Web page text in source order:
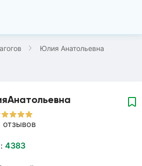
Юлия Анатольевна
Анатольевна
отзывов
4383